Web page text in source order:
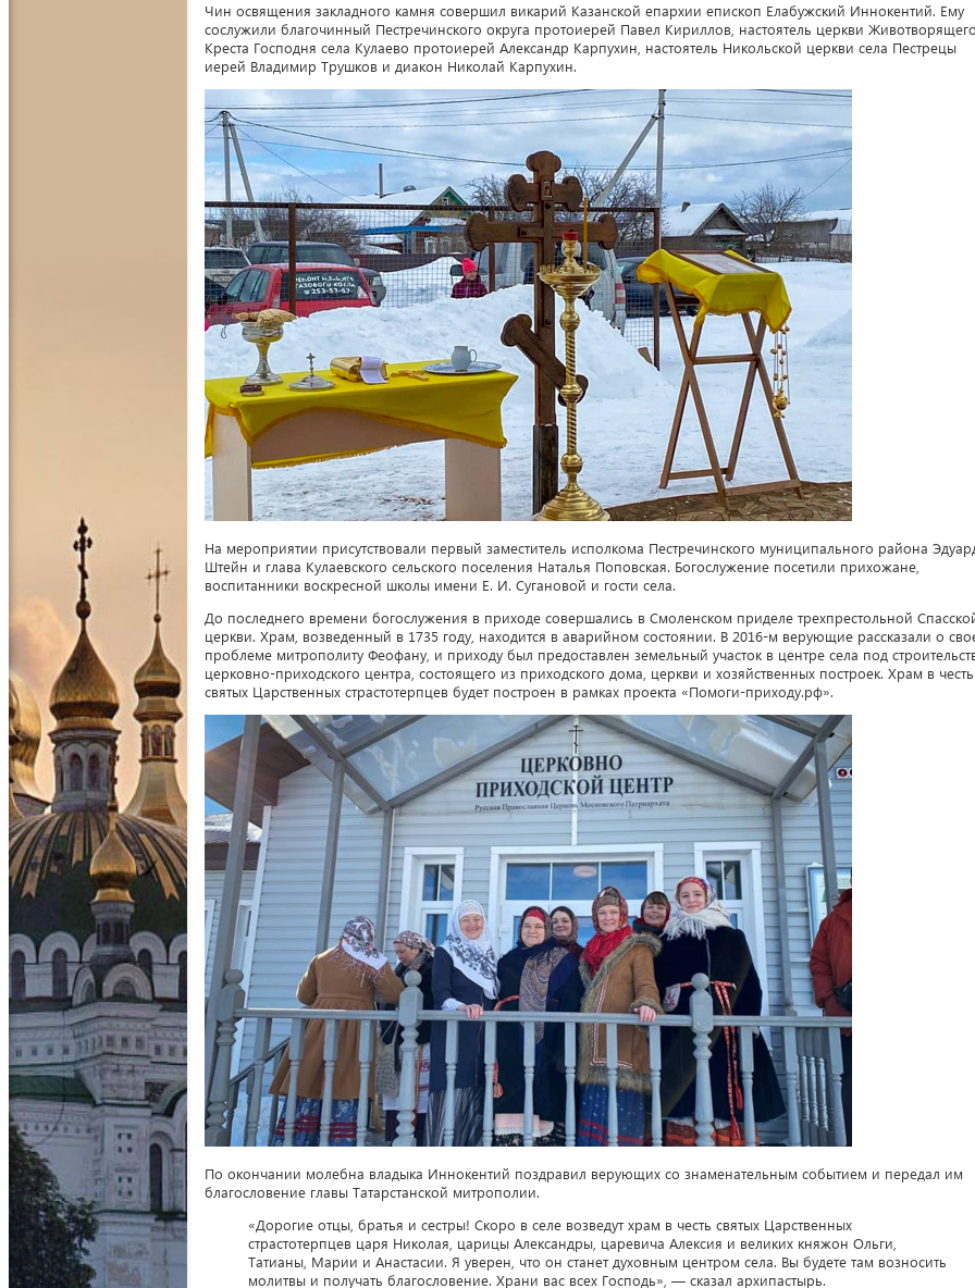
Чин освящения закладного камня совершил викарий Казанской епархии епископ Елабужский Иннокентий. Ему
сослужили благочинный Пестречинского округа протоиерей Павел Кириллов, настоятель церкви
Креста Господня села Кулаево протоиерей Александр Карпухин, настоятель Никольской церкви села Пестрецы
иерей Владимир Трушков и диакон Николай Карпухин.
На мероприятии присутствовали первый заместитель исполкома Пестречинского муниципального района
Штейн и глава Кулаевского сельского поселения Наталья Поповская. Богослужение посетили прихожане,
воспитанники воскресной школы имени Е. И. Сугановой и гости села.
До последнего времени богослужения в приходе совершались в Смоленском приделе трехпрестольной
церкви. Храм, возведенный в 1735 году, находится в аварийном состоянии. В 2016-м верующие рассказали о
проблеме митрополиту Феофану, и приходу был предоставлен земельный участок в центре села под
церковно-приходского центра, состоящего из приходского дома, церкви и хозяйственных построек. Храм в честь
святых Царственных страстотерпцев будет построен в рамках проекта «Помоги-приходу.рф».
По окончании молебна владыка Иннокентий поздравил верующих со знаменательным событием и передал им
благословение главы Татарстанской митрополии.
«Дорогие отцы, братья и сестры! Скоро в селе возведут храм в честь святых Царственных
страстотерпцев царя Николая, царицы Александры, царевича Алексия и великих княжон Ольги,
Татианы, Марии и Анастасии. Я уверен, что он станет духовным центром села. Вы будете там возносить
молитвы и получать благословение. Храни вас всех Господь», — сказал архипастырь.